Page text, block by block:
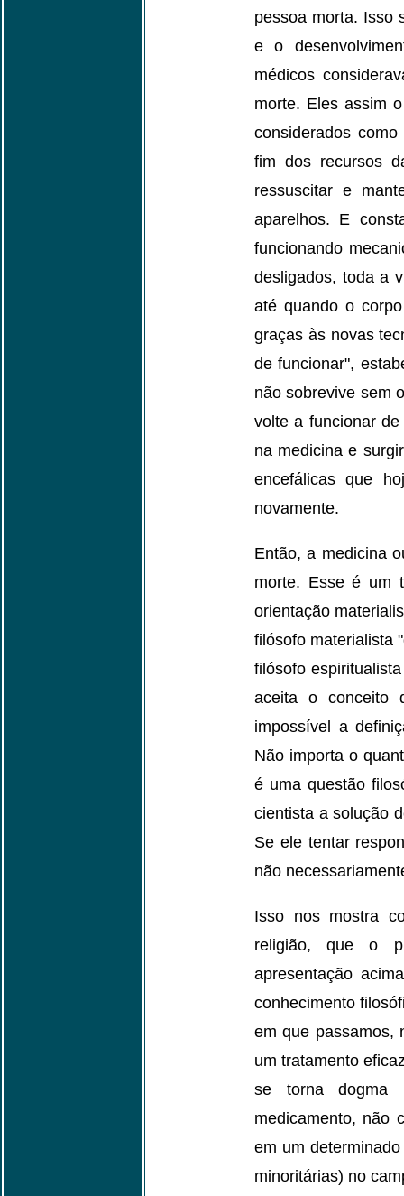
pessoa morta. Isso
e o
médicos
morte. Eles assim
considerados
fim dos recursos
ressuscitar e
aparelhos. E
funcionando
desligados, toda a
até quando o
graças às novas
de funcionar",
não sobrevive sem
volte a funcionar
na medicina e
encefálicas que
novamente.
Então, a medicina
morte. Esse é um
orientação
filósofo materialista
filósofo
aceita o conceito
impossível a
Não importa o
é uma questão
cientista a solução
Se ele tentar
não
Isso nos mostra
religião, que o
apresentação
conhecimento
em que passamos,
um tratamento
se torna dogma
medicamento, não
em um
minoritárias) no